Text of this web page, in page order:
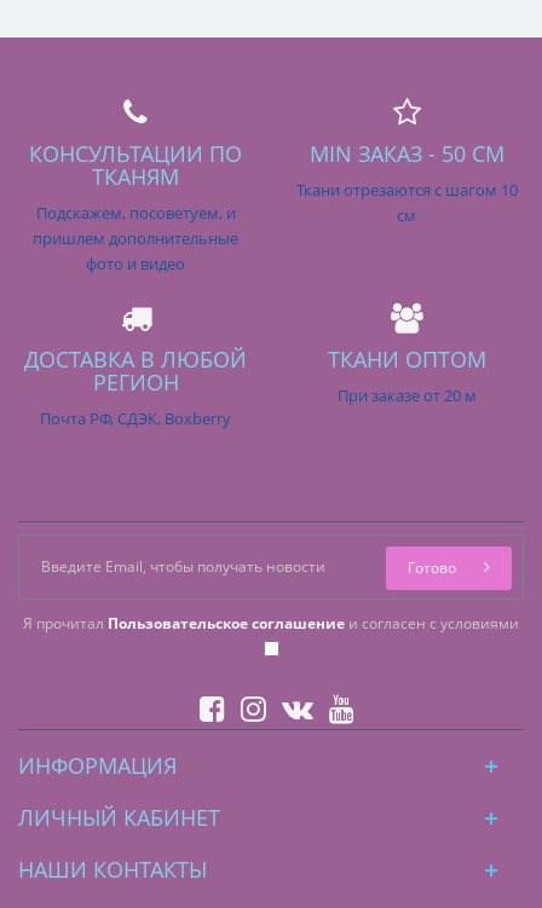
КОНСУЛЬТАЦИИ ПО
ТКАНЯМ
Подскажем, посоветуем, и
пришлем дополнительные
фото и видео
MIN ЗАКАЗ - 50 СМ
Ткани отрезаются с шагом 10
см
ДОСТАВКА В ЛЮБОЙ
РЕГИОН
Почта РФ, СДЭК, Boxberry
ТКАНИ ОПТОМ
При заказе от 20 м
Я прочитал Пользовательское соглашение и согласен с условиями
Готово
ИНФОРМАЦИЯ
ЛИЧНЫЙ КАБИНЕТ
НАШИ КОНТАКТЫ